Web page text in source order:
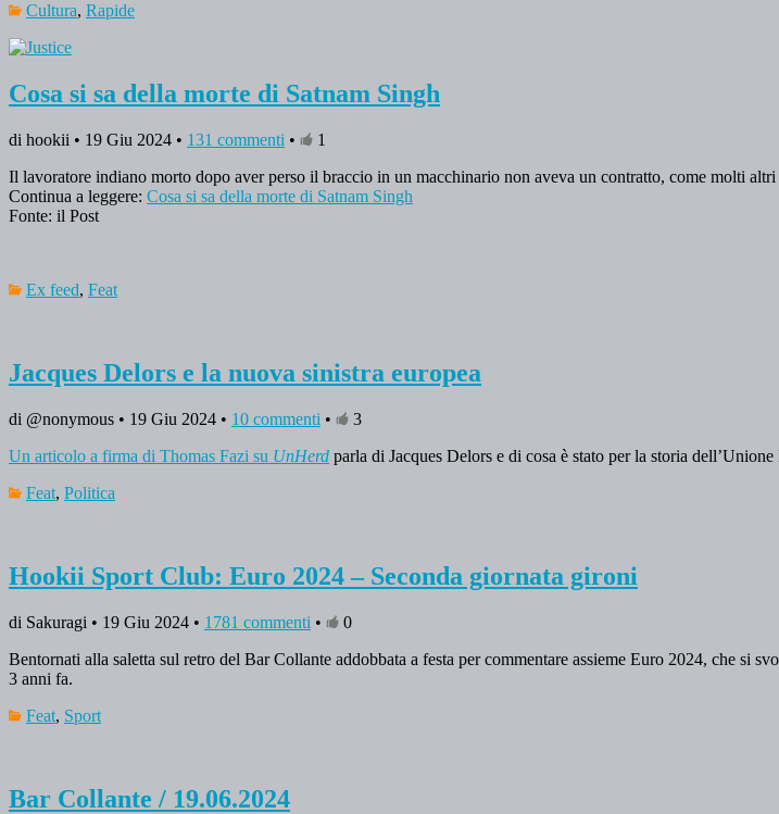
Cultura, Rapide
Cosa si sa della morte di Satnam Singh
di hookii • 19 Giu 2024 • 131 commenti •
1
Il lavoratore indiano morto dopo aver perso il braccio in un macchinario non aveva un contratto, come molti
Continua a leggere: Cosa si sa della morte di Satnam Singh
Fonte: il Post
Ex feed, Feat
Jacques Delors e la nuova sinistra europea
di @nonymous • 19 Giu 2024 • 10 commenti •
3
Un articolo a firma di Thomas Fazi su UnHerd parla di Jacques Delors e di cosa è stato per la storia
Feat, Politica
Hookii Sport Club: Euro 2024 – Seconda giornata gironi
di Sakuragi • 19 Giu 2024 • 1781 commenti •
0
Bentornati alla saletta sul retro del Bar Collante addobbata a festa per commentare assieme Euro 2024, che si
3 anni fa.
Feat, Sport
Bar Collante / 19.06.2024